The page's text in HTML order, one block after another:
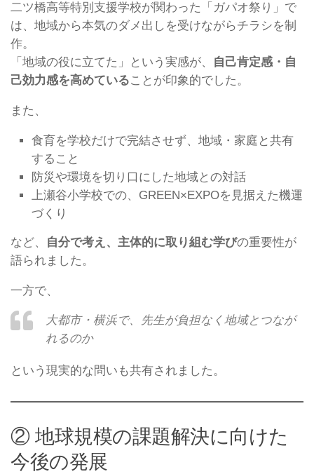
二ツ橋高等特別支援学校が関わった「ガパオ祭り」で
は、地域から本気のダメ出しを受けながらチラシを制
作。
「地域の役に立てた」という実感が、
自己肯定感・自
己効力感を高めていることが印象的でした。
また、
食育を学校だけで完結させず、地域・家庭と共有
すること
防災や環境を切り口にした地域との対話
上瀬谷小学校での、GREEN×EXPOを見据えた機運
づくり
など、 自分で考え、主体的に取り組む学びの重要性が
語られました。
一方で、
大都市・横浜で、先生が負担なく地域とつなが
れるのか
という現実的な問いも共有されました。
② 地球規模の課題解決に向けた
今後の発展